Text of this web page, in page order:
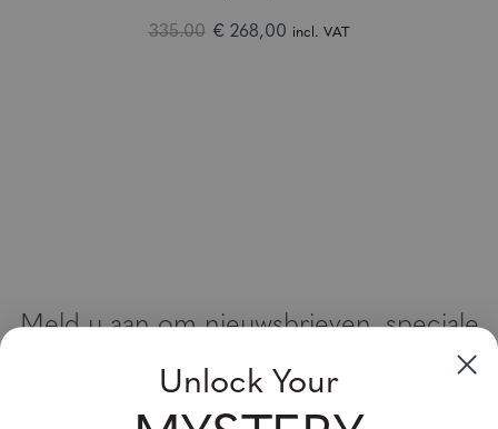
335.00 € 268,00 incl. VAT
Meld u aan om nieuwsbrieven, speciale
aanbiedingen en kortingsbonnen te
ontvangen
Vul uw email adres in en schrijf u in!
Unlock Your